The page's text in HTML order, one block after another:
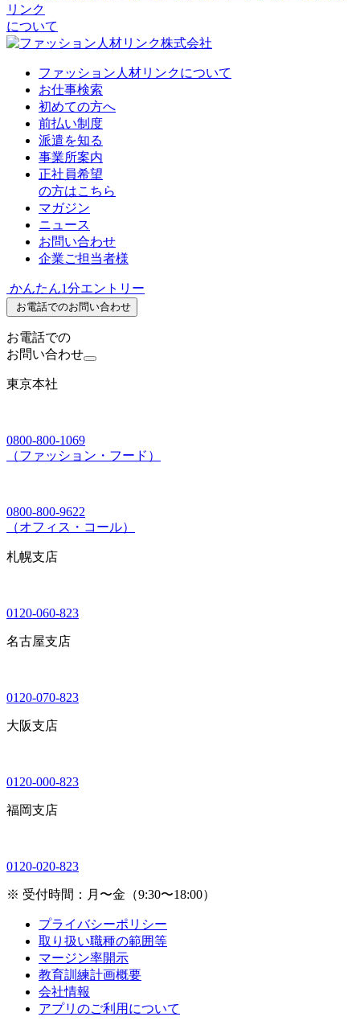
リンク
について
ファッション人材リンクについて
お仕事検索
初めての方へ
前払い制度
派遣を知る
事業所案内
正社員希望
の方はこちら
マガジン
ニュース
お問い合わせ
企業ご担当者様
かんたん1分エントリー
お電話でのお問い合わせ
お電話での
お問い合わせ
東京本社
0800-800-1069
（ファッション・フード）
0800-800-9622
（オフィス・コール）
札幌支店
0120-060-823
名古屋支店
0120-070-823
大阪支店
0120-000-823
福岡支店
0120-020-823
※ 受付時間：月〜金（9:30〜18:00）
プライバシーポリシー
取り扱い職種の範囲等
マージン率開示
教育訓練計画概要
会社情報
アプリのご利用について